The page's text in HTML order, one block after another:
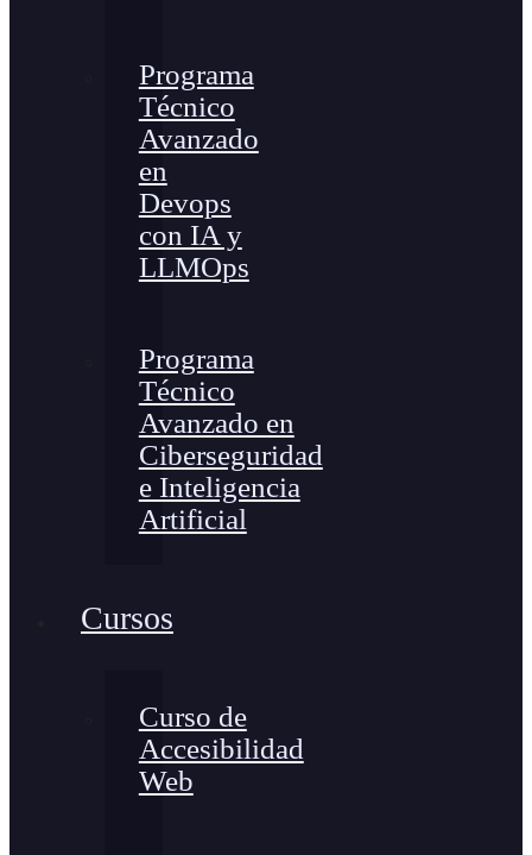
Programa
Técnico
Avanzado
en
Devops
con IA y
LLMOps
Programa
Técnico
Avanzado en
Ciberseguridad
e Inteligencia
Artificial
Cursos
Curso de
Accesibilidad
Web